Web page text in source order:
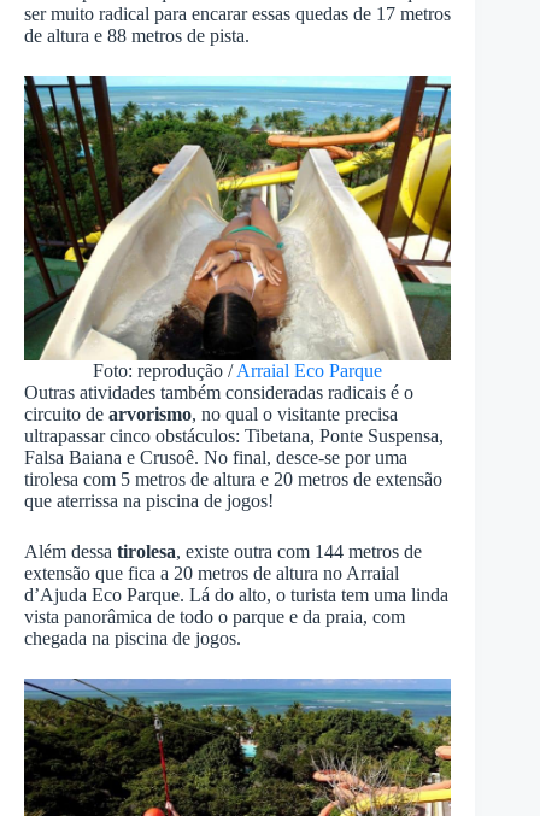
ser muito radical para encarar essas quedas de 17 metros
de altura e 88 metros de pista.
Foto: reprodução /Arraial Eco Parque
Outras atividades também consideradas radicais é o
circuito de arvorismo, no qual o visitante precisa
ultrapassar cinco obstáculos: Tibetana, Ponte Suspensa,
Falsa Baiana e Crusoê. No final, desce-se por uma
tirolesa com 5 metros de altura e 20 metros de extensão
que aterrissa na piscina de jogos!
Além dessa tirolesa, existe outra com 144 metros de
extensão que fica a 20 metros de altura no Arraial
d’Ajuda Eco Parque. Lá do alto, o turista tem uma linda
vista panorâmica de todo o parque e da praia, com
chegada na piscina de jogos.